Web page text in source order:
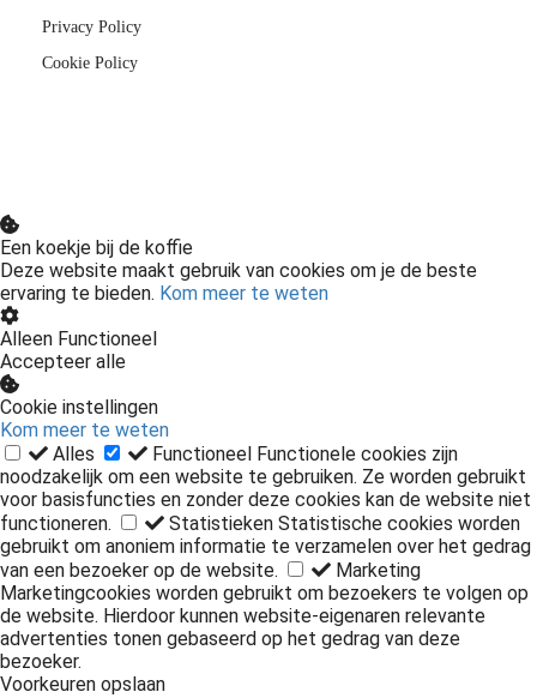
Privacy Policy
Cookie Policy
Een koekje bij de koffie
Deze website maakt gebruik van cookies om je de beste
ervaring te bieden. Kom meer te weten
Alleen Functioneel
Accepteer alle
Cookie instellingen
Kom meer te weten
Alles
Functioneel Functionele cookies zijn
noodzakelijk om een website te gebruiken. Ze worden gebruikt
voor basisfuncties en zonder deze cookies kan de website niet
functioneren.
Statistieken Statistische cookies worden
gebruikt om anoniem informatie te verzamelen over het gedrag
van een bezoeker op de website.
Marketing
Marketingcookies worden gebruikt om bezoekers te volgen op
de website. Hierdoor kunnen website-eigenaren relevante
advertenties tonen gebaseerd op het gedrag van deze
bezoeker.
Voorkeuren opslaan